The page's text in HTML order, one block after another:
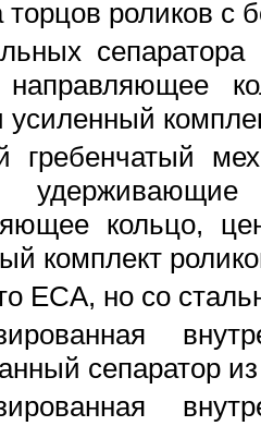
торцов роликов с
сепаратора
направляющее
усиленный
гребенчатый
кольцо,
комплект
ECA, но со
сепаратор